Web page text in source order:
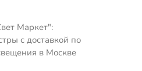
Маркет":
с доставкой по
в Москве